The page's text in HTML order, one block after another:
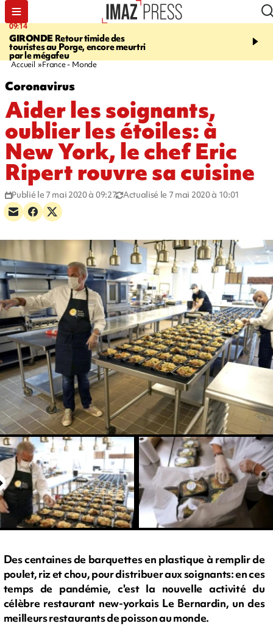
09:14
GIRONDE Retour timide des
touristes au Porge, encore meurtri
par le mégafeu
13:09
Des
font cinq morts en
Accueil France - Monde
Coronavirus
Aider les soignants,
oublier les étoiles: à
New York, le chef Eric
Ripert rouvre sa cuisine
Publié le 7 mai 2020 à 09:27 Actualisé le 7 mai 2020 à 10:01
Des centaines de barquettes en plastique à remplir de
poulet, riz et chou, pour distribuer aux soignants: en ces
temps de pandémie, c'est la nouvelle activité du
célèbre restaurant new-yorkais Le Bernardin, un des
meilleurs restaurants de poisson au monde.